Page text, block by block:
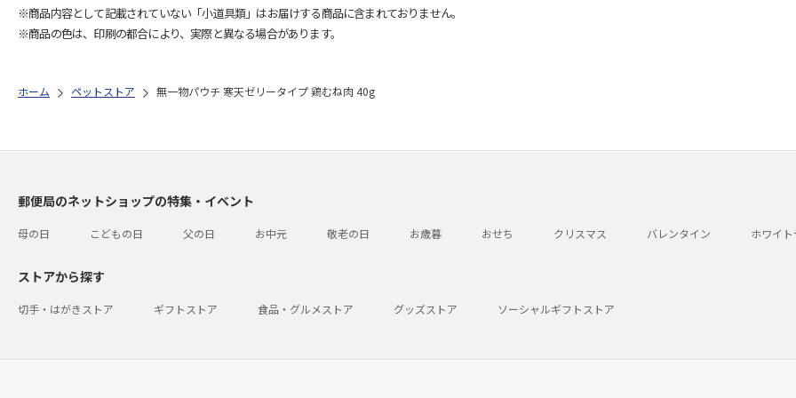
※商品内容として記載されていない「小道具類」はお届けする商品に含まれておりません。
※商品の色は、印刷の都合により、実際と異なる場合があります。
ホーム ペットストア 無一物パウチ 寒天ゼリータイプ 鶏むね肉 40g
郵便局のネットショップの特集・イベント
母の日 こどもの日 父の日 お中元 敬老の日 お歳暮 おせち クリスマス バレンタイン ホワイ
ストアから探す
切手・はがきストア ギフトストア 食品・グルメストア グッズストア ソーシャルギフトストア